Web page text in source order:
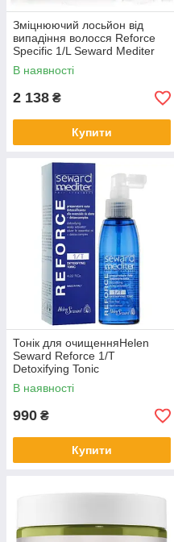
Зміцнюючий лосьйон від
випадіння волосся Reforce
Specific 1/L Seward Mediter
В наявності
2 138 ₴
Купити
Тонік для очищенняHelen
Seward Reforce 1/Т
Detoxifying Tonic
В наявності
990 ₴
Купити